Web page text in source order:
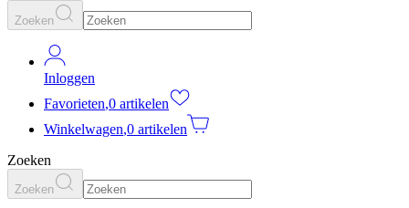
Zoeken
Inloggen
Favorieten,0 artikelen
Winkelwagen,0 artikelen
Zoeken
Zoeken